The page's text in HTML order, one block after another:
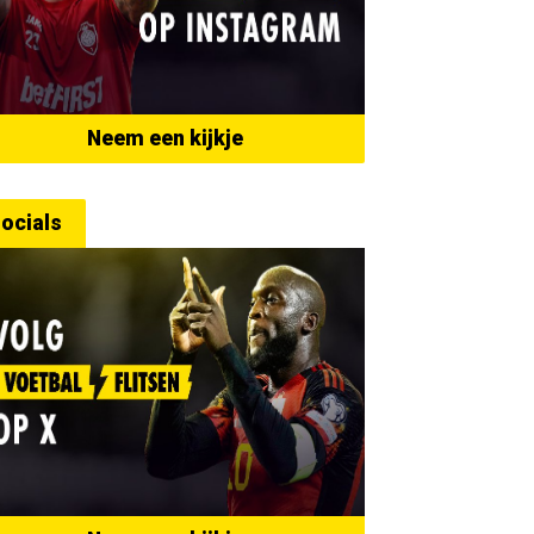
Neem een kijkje